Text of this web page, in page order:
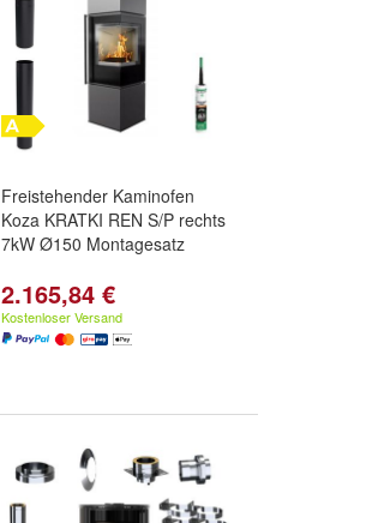
Freistehender Kaminofen
Koza KRATKI REN S/P rechts
7kW Ø150 Montagesatz
2.165,84 €
Kostenloser Versand